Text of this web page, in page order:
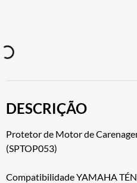
DESCRIÇÃO
Protetor de Motor de
(SPTOP053)
Compatibilidade YAMAHA